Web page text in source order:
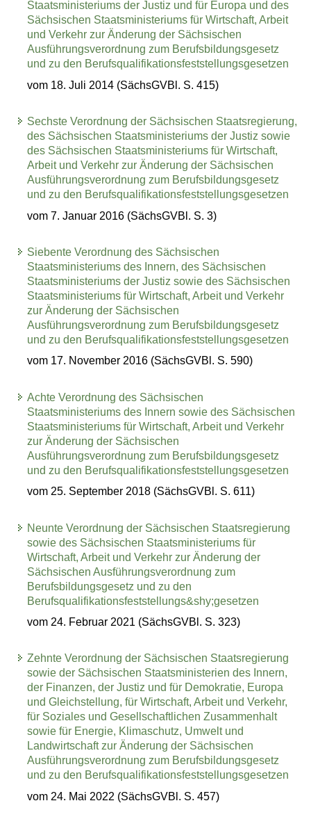
Staatsministeriums der Justiz und für Europa und des
Sächsischen Staatsministeriums für Wirtschaft, Arbeit
und Verkehr zur Änderung der Sächsischen
Ausführungsverordnung zum Berufsbildungsgesetz
und zu den Berufsqualifikationsfeststellungsgesetzen
vom 18. Juli 2014 (SächsGVBl. S. 415)
Sechste Verordnung der Sächsischen Staatsregierung,
des Sächsischen Staatsministeriums der Justiz sowie
des Sächsischen Staatsministeriums für Wirtschaft,
Arbeit und Verkehr zur Änderung der Sächsischen
Ausführungsverordnung zum Berufsbildungsgesetz
und zu den Berufsqualifikationsfeststellungsgesetzen
vom 7. Januar 2016 (SächsGVBl. S. 3)
Siebente Verordnung des Sächsischen
Staatsministeriums des Innern, des Sächsischen
Staatsministeriums der Justiz sowie des Sächsischen
Staatsministeriums für Wirtschaft, Arbeit und Verkehr
zur Änderung der Sächsischen
Ausführungsverordnung zum Berufsbildungsgesetz
und zu den Berufsqualifikationsfeststellungsgesetzen
vom 17. November 2016 (SächsGVBl. S. 590)
Achte Verordnung des Sächsischen
Staatsministeriums des Innern sowie des Sächsischen
Staatsministeriums für Wirtschaft, Arbeit und Verkehr
zur Änderung der Sächsischen
Ausführungsverordnung zum Berufsbildungsgesetz
und zu den Berufsqualifikationsfeststellungsgesetzen
vom 25. September 2018 (SächsGVBl. S. 611)
Neunte Verordnung der Sächsischen Staatsregierung
sowie des Sächsischen Staatsministeriums für
Wirtschaft, Arbeit und Verkehr zur Änderung der
Sächsischen Ausführungsverordnung zum
Berufsbildungsgesetz und zu den
Berufsqualifikationsfeststellungs&shy;gesetzen
vom 24. Februar 2021 (SächsGVBl. S. 323)
Zehnte Verordnung der Sächsischen Staatsregierung
sowie der Sächsischen Staatsministerien des Innern,
der Finanzen, der Justiz und für Demokratie, Europa
und Gleichstellung, für Wirtschaft, Arbeit und Verkehr,
für Soziales und Gesellschaftlichen Zusammenhalt
sowie für Energie, Klimaschutz, Umwelt und
Landwirtschaft zur Änderung der Sächsischen
Ausführungsverordnung zum Berufsbildungsgesetz
und zu den Berufsqualifikationsfeststellungsgesetzen
vom 24. Mai 2022 (SächsGVBl. S. 457)